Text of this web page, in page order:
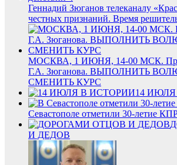
Геннадий Зюганов телеканалу
честных признаний. Время
МОСКВА, 1 ИЮНЯ, 14-00 МСК.
Г.А. Зюганова. ВЫПОЛНИТЬ
СМЕНИТЬ КУРС
14
Севастополе отметили 30-летие
И ДЕДОВ